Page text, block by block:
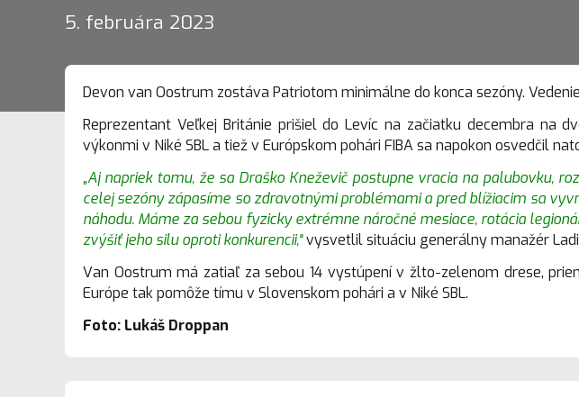
5. februára 2023
Devon van Oostrum zostáva Patriotom minimálne do konca sezóny.
Reprezentant Veľkej Británie prišiel do Levíc na začiatku decembra na
výkonmi v Niké SBL a tiež v Európskom pohári FIBA sa napokon osvedčil
„Aj napriek tomu, že sa Draško Kneževič postupne vracia na palubovku,
celej sezóny zápasíme so zdravotnými problémami a pred blížiacim sa
náhodu. Máme za sebou fyzicky extrémne náročné mesiace, rotácia
zvýšiť jeho silu oproti konkurencii,“vysvetlil situáciu generálny manažér
Van Oostrum má zatiaľ za sebou 14 vystúpení v žlto-zelenom drese,
Európe tak pomôže tímu v Slovenskom pohári a v Niké SBL.
Foto: Lukáš Droppan